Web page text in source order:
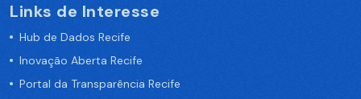
Links de Interesse
Hub de Dados Recife
Inovação Aberta Recife
Portal da Transparência Recife